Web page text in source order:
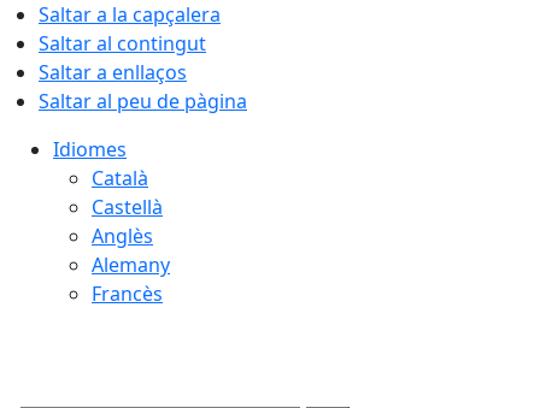
Saltar a la capçalera
Saltar al contingut
Saltar a enllaços
Saltar al peu de pàgina
Idiomes
Català
Castellà
Anglès
Alemany
Francès